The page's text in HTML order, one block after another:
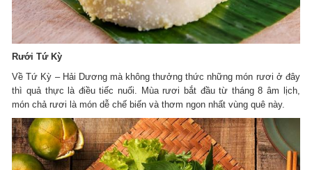
Rưới Tứ Kỳ
Về Tứ Kỳ – Hải Dương mà không thưởng thức những món rươi ở đây
thì quả thực là điều tiếc nuối. Mùa rươi bắt đầu từ tháng 8 âm lịch,
món chả rươi là món dễ chế biến và thơm ngon nhất vùng quê này.